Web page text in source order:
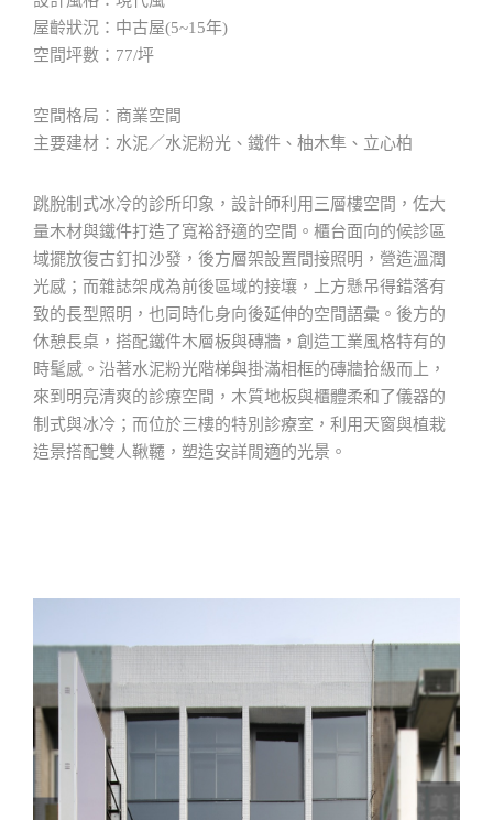
屋齡狀況：中古屋(5~15年)
空間坪數：77/坪
空間格局：商業空間
主要建材：水泥／水泥粉光、鐵件、柚木隼、立心柏
跳脫制式冰冷的診所印象，設計師利用三層樓空間，佐大
量木材與鐵件打造了寬裕舒適的空間。櫃台面向的候診區
域擺放復古釘扣沙發，後方層架設置間接照明，營造溫潤
光感；而雜誌架成為前後區域的接壤，上方懸吊得錯落有
致的長型照明，也同時化身向後延伸的空間語彙。後方的
休憩長桌，搭配鐵件木層板與磚牆，創造工業風格特有的
時髦感。沿著水泥粉光階梯與掛滿相框的磚牆拾級而上，
來到明亮清爽的診療空間，木質地板與櫃體柔和了儀器的
制式與冰冷；而位於三樓的特別診療室，利用天窗與植栽
造景搭配雙人鞦韆，塑造安詳閒適的光景。